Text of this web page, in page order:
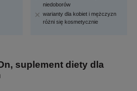
niedoborów
warianty dla kobiet i mężczyzn
różni się kosmetycznie
suplement diety dla